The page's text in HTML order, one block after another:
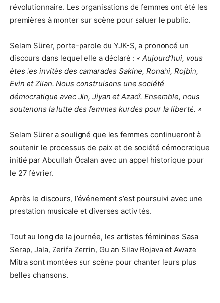
révolutionnaire. Les organisations de femmes ont été les
premières à monter sur scène pour saluer le public.
Selam Sürer, porte-parole du YJK-S, a prononcé un
discours dans lequel elle a déclaré : « Aujourd’hui, vous
êtes les invités des camarades Sakine, Ronahi, Rojbin,
Evin et Zilan. Nous construisons une société
démocratique avec Jin, Jiyan et Azadî. Ensemble, nous
soutenons la lutte des femmes kurdes pour la liberté. »
Selam Sürer a souligné que les femmes continueront à
soutenir le processus de paix et de société démocratique
initié par Abdullah Öcalan avec un appel historique pour
le 27 février.
Après le discours, l’événement s’est poursuivi avec une
prestation musicale et diverses activités.
Tout au long de la journée, les artistes féminines Sasa
Serap, Jala, Zerifa Zerrin, Gulan Silav Rojava et Awaze
Mitra sont montées sur scène pour chanter leurs plus
belles chansons.